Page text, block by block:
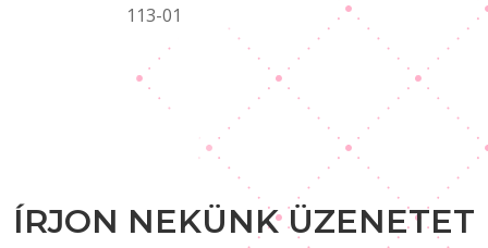
113-01
ÍRJON NEKÜNK ÜZENETET